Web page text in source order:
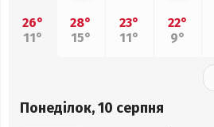
26°
11°
28°
15°
23°
11°
22°
9°
Понеділок, 10 серпня